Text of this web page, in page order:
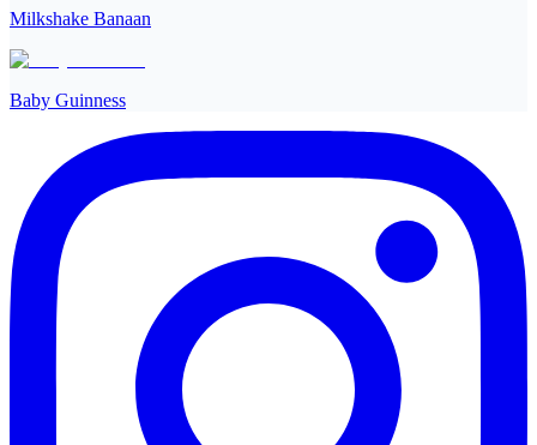
Milkshake Banaan
Baby Guinness